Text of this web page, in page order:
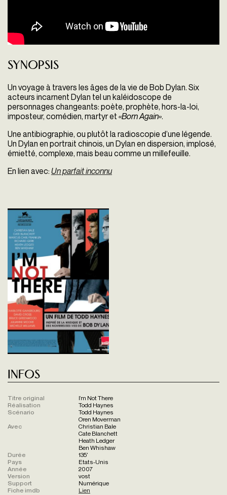
Synopsis
Un voyage à travers les âges de la vie de Bob Dylan. Six
acteurs incarnent Dylan tel un kaléidoscope de
personnages changeants: poète, prophète, hors-la-loi,
imposteur, comédien, martyr et «Born Again».
Une antibiographie, ou plutôt la radioscopie d’une légende.
Un Dylan en portrait chinois, un Dylan en dispersion, implosé,
émietté, complexe, mais beau comme un millefeuille.
En lien avec: Un parfait inconnu
Infos
Titre original
I’m Not There
Réalisation
Todd Haynes
Scénario
Todd Haynes
Oren Moverman
Avec
Christian Bale
Cate Blanchett
Heath Ledger
Ben Whishaw
Durée
135'
Pays
Etats-Unis
Année
2007
Version
vost
Support
Numérique
Fiche imdb
Lien